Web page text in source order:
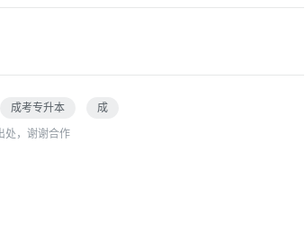
成考专升本
成
处，谢谢合作